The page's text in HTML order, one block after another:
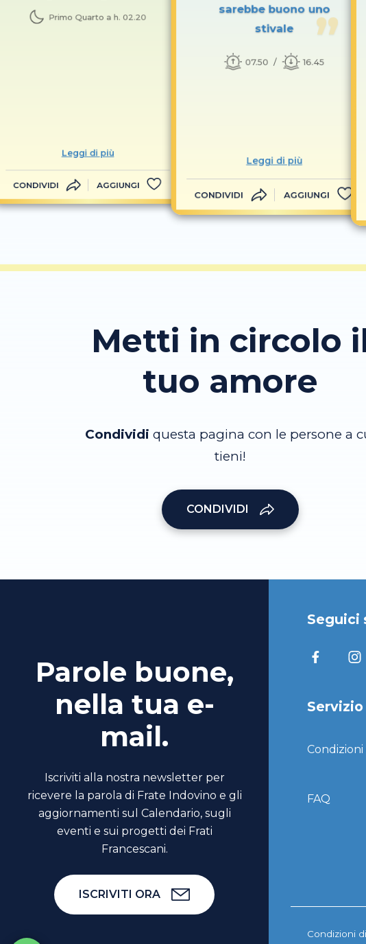
Primo Quarto a h. 02.20
Leggi di più
CONDIVIDI AGGIUNGI
sarebbe buono uno
stivale
07.50 16.45
Leggi di più
CONDIVIDI AGGIUNGI
Metti in circolo
tuo amore
Condividi questa pagina con le persone a
tieni!
CONDIVIDI
Parole buone,
nella tua e-
mail.
Iscriviti alla nostra newsletter per
ricevere la parola di Frate Indovino e gli
aggiornamenti sul Calendario, sugli
eventi e sui progetti dei Frati
Francescani.
ISCRIVITI ORA
Seguici
FAQ
Condizioni